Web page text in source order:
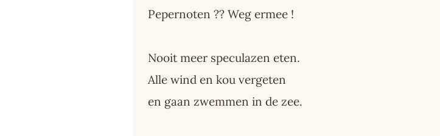
Pepernoten ?? Weg ermee !
Nooit meer speculazen eten.
Alle wind en kou vergeten
en gaan zwemmen in de zee.